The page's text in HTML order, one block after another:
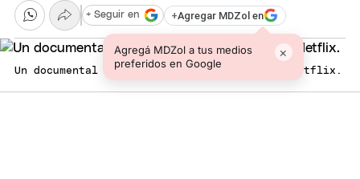
+Agregar MDZol en
Agregá MDZol a tus medios
preferidos en Google
×
+ Seguir en
Un documental que toca el corazón. Fuente: Netflix.